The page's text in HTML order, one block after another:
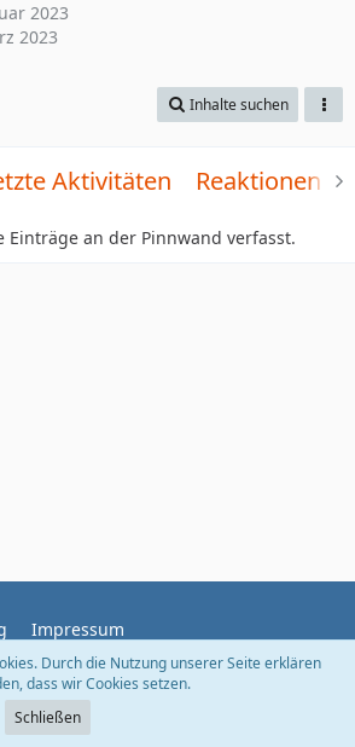
2023
2023
Inhalte suchen
Aktivitäten Reaktionen
Einträge an der Pinnwand verfasst.
Impressum
Software:
Durch die Nutzung unserer Seite erklären
dass wir Cookies setzen.
Schließen